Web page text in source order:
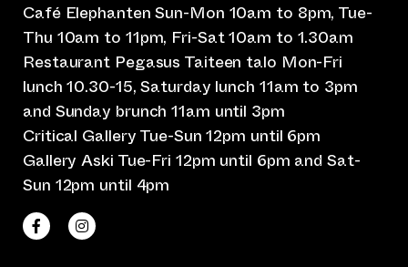
Café Elephanten Sun-Mon 10am to 8pm, Tue-
Thu 10am to 11pm, Fri-Sat 10am to 1.30am
Restaurant Pegasus Taiteen talo Mon-Fri
lunch 10.30-15, Saturday lunch 11am to 3pm
and Sunday brunch 11am until 3pm
Critical Gallery Tue-Sun 12pm until 6pm
Gallery Aski Tue-Fri 12pm until 6pm and Sat-
Sun 12pm until 4pm
Taiteen talo Facebookissa
(opens an external website)
Taiteen talo Instagramissa
(opens an external website)